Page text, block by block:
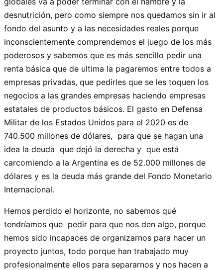
desnutrición, pero como siempre nos quedamos sin ir al
fondo del asunto y a las necesidades reales porque
inconscientemente comprendemos el juego de los más
poderosos y sabemos que es más sencillo pedir una
renta básica que de ultima la pagaremos entre todos a
empresas privadas, que pedirles que se les toquen los
negocios a las grandes empresas haciendo empresas
estatales de productos básicos. El gasto en Defensa
Militar de los Estados Unidos para el 2020 es de
740.500 millones de dólares, para que se hagan una
idea la deuda que dejó la derecha y que está
carcomiendo a la Argentina es de 52.000 millones de
dólares y es la deuda más grande del Fondo Monetario
Internacional.
Hemos perdido el horizonte, no sabemos qué
tendríamos que pedir para que nos den algo, porque
hemos sido incapaces de organizarnos para hacer un
proyecto juntos, todo porque han trabajado muy
profesionalmente ellos para separarnos y nos hacen a